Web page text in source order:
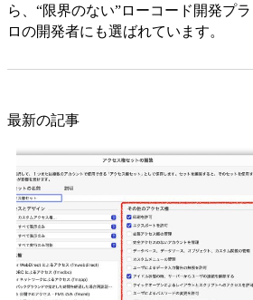
ら、“限界のない”ローコード開発プ
ロの開発者にも選ばれています。
最新の記事